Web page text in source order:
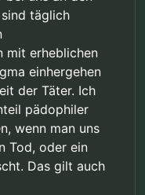
täglich
mit erheblichen
einhergehen
der Täter. Ich
pädophiler
wenn man uns
Tod, oder ein
Das gilt auch